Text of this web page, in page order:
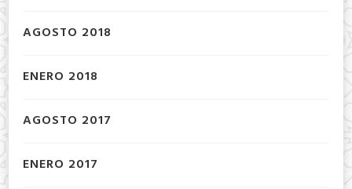
AGOSTO 2018
ENERO 2018
AGOSTO 2017
ENERO 2017